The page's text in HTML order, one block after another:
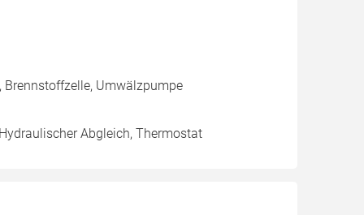
Brennstoffzelle, Umwälzpumpe
Abgleich, Thermostat